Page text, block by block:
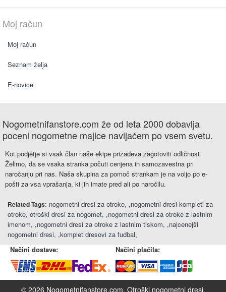
Moj račun
Moj račun
Seznam želja
E-novice
Nogometnifanstore.com že od leta 2000 dobavlja
poceni nogometne majice navijačem po vsem svetu.
Kot podjetje si vsak član naše ekipe prizadeva zagotoviti odličnost.
Želimo, da se vsaka stranka počuti cenjena in samozavestna pri
naročanju pri nas. Naša skupina za pomoč strankam je na voljo po e-
pošti za vsa vprašanja, ki jih imate pred ali po naročilu.
Related Tags: nogometni dresi za otroke ,nogometni dresi kompleti za
otroke otroški dresi za nogomet ,nogometni dresi za otroke z lastnim
imenom ,nogometni dresi za otroke z lastnim tiskom ,najcenejši
nogometni dresi ,komplet dresovi za fudbal
Načini dostave:
Načini plačila:
© 2026 Nogometnifanstore.com. Otroški nogometni dresi.